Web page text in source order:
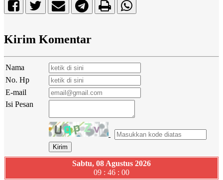
Kirim Komentar
Nama
No. Hp
E-mail
Isi Pesan
Sabtu, 08 Agustus 2026
09 : 46 : 01